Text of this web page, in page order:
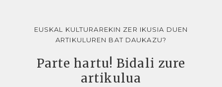
EUSKAL KULTURAREKIN ZER IKUSIA DUEN
ARTIKULUREN BAT DAUKAZU?
Parte hartu! Bidali zure
artikulua